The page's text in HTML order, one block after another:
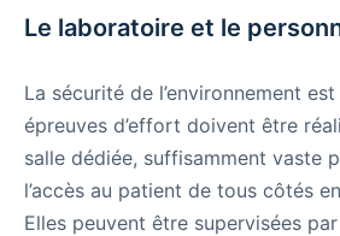
Le laboratoire et le
La sécurité de l’environnement
épreuves d’effort doivent être
salle dédiée, suffisamment vaste
l’accès au patient de tous côtés
Elles peuvent être supervisées